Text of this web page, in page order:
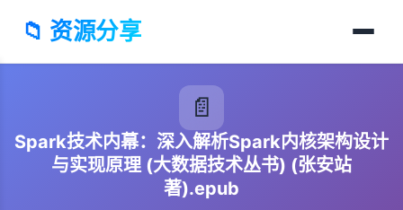
📁 资源分享
📄
Spark技术内幕：深入解析Spark内核架构设计
与实现原理 (大数据技术丛书) (张安站
著).epub